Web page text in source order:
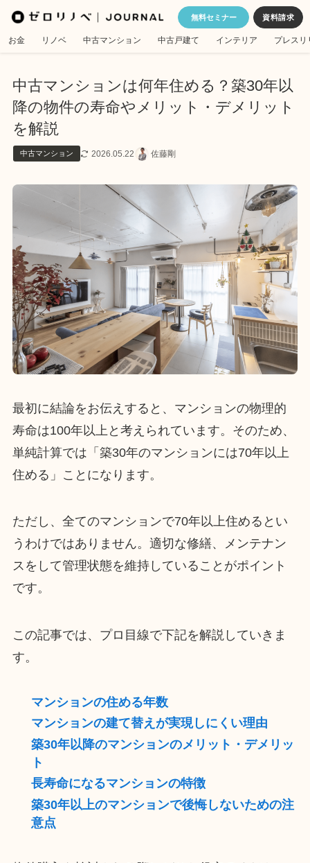
無料セミナー
お金 リノベ 中古マンション 中古戸建て インテリア プレスリ
中古マンションは何年住める？築30年以
降の物件の寿命やメリット・デメリット
を解説
中古マンション 2026.05.22 佐藤剛
最初に結論をお伝えすると、マンションの物理的
寿命は100年以上と考えられています。そのため、
単純計算では「築30年のマンションには70年以上
住める」ことになります。
ただし、全てのマンションで70年以上住めるとい
うわけではありません。適切な修繕、メンテナン
スをして管理状態を維持していることがポイント
です。
この記事では、プロ目線で下記を解説していきま
す。
マンションの住める年数
マンションの建て替えが実現しにくい理由
築30年以降のマンションのメリット・デメリッ
ト
長寿命になるマンションの特徴
築30年以上のマンションで後悔しないための注
意点